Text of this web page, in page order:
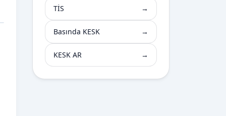
TİS →
Basında KESK →
KESK AR →